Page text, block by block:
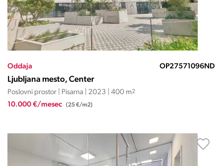
Oddaja OP27571096ND
Ljubljana mesto, Center
Poslovni prostor | Pisarna | 2023 | 400 m2
10.000 €/mesec (25 €/m2)